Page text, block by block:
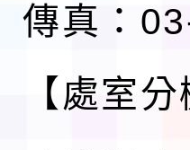
傳真：
【處室分